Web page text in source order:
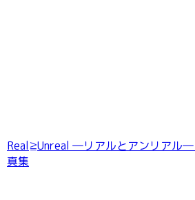
Real≧Unreal ―リアルとアンリアル―
真集